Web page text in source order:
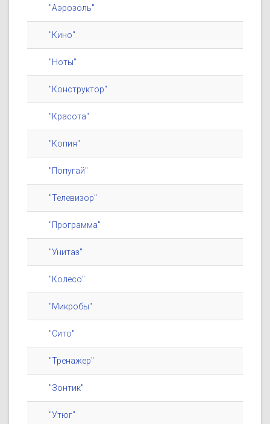
"Аэрозоль"
"Кино"
"Ноты"
"Конструктор"
"Красота"
"Копия"
"Попугай"
"Телевизор"
"Программа"
"Унитаз"
"Колесо"
"Микробы"
"Сито"
"Тренажер"
"Зонтик"
"Утюг"